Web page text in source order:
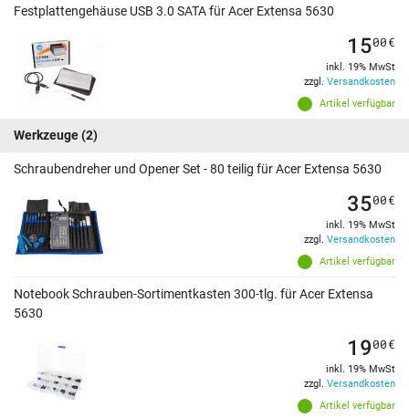
Festplattengehäuse USB 3.0 SATA für Acer Extensa 5630
Artikel verfügbar
1500€
inkl. 19% MwSt
zzgl. Versandkosten
Werkzeuge(2)
Schraubendreher und Opener Set - 80 teilig für Acer Extensa 5630
Artikel verfügbar
3500€
inkl. 19% MwSt
zzgl. Versandkosten
Notebook Schrauben-Sortimentkasten 300-tlg. für Acer Extensa
5630
Artikel verfügbar
1900€
inkl. 19% MwSt
zzgl. Versandkosten